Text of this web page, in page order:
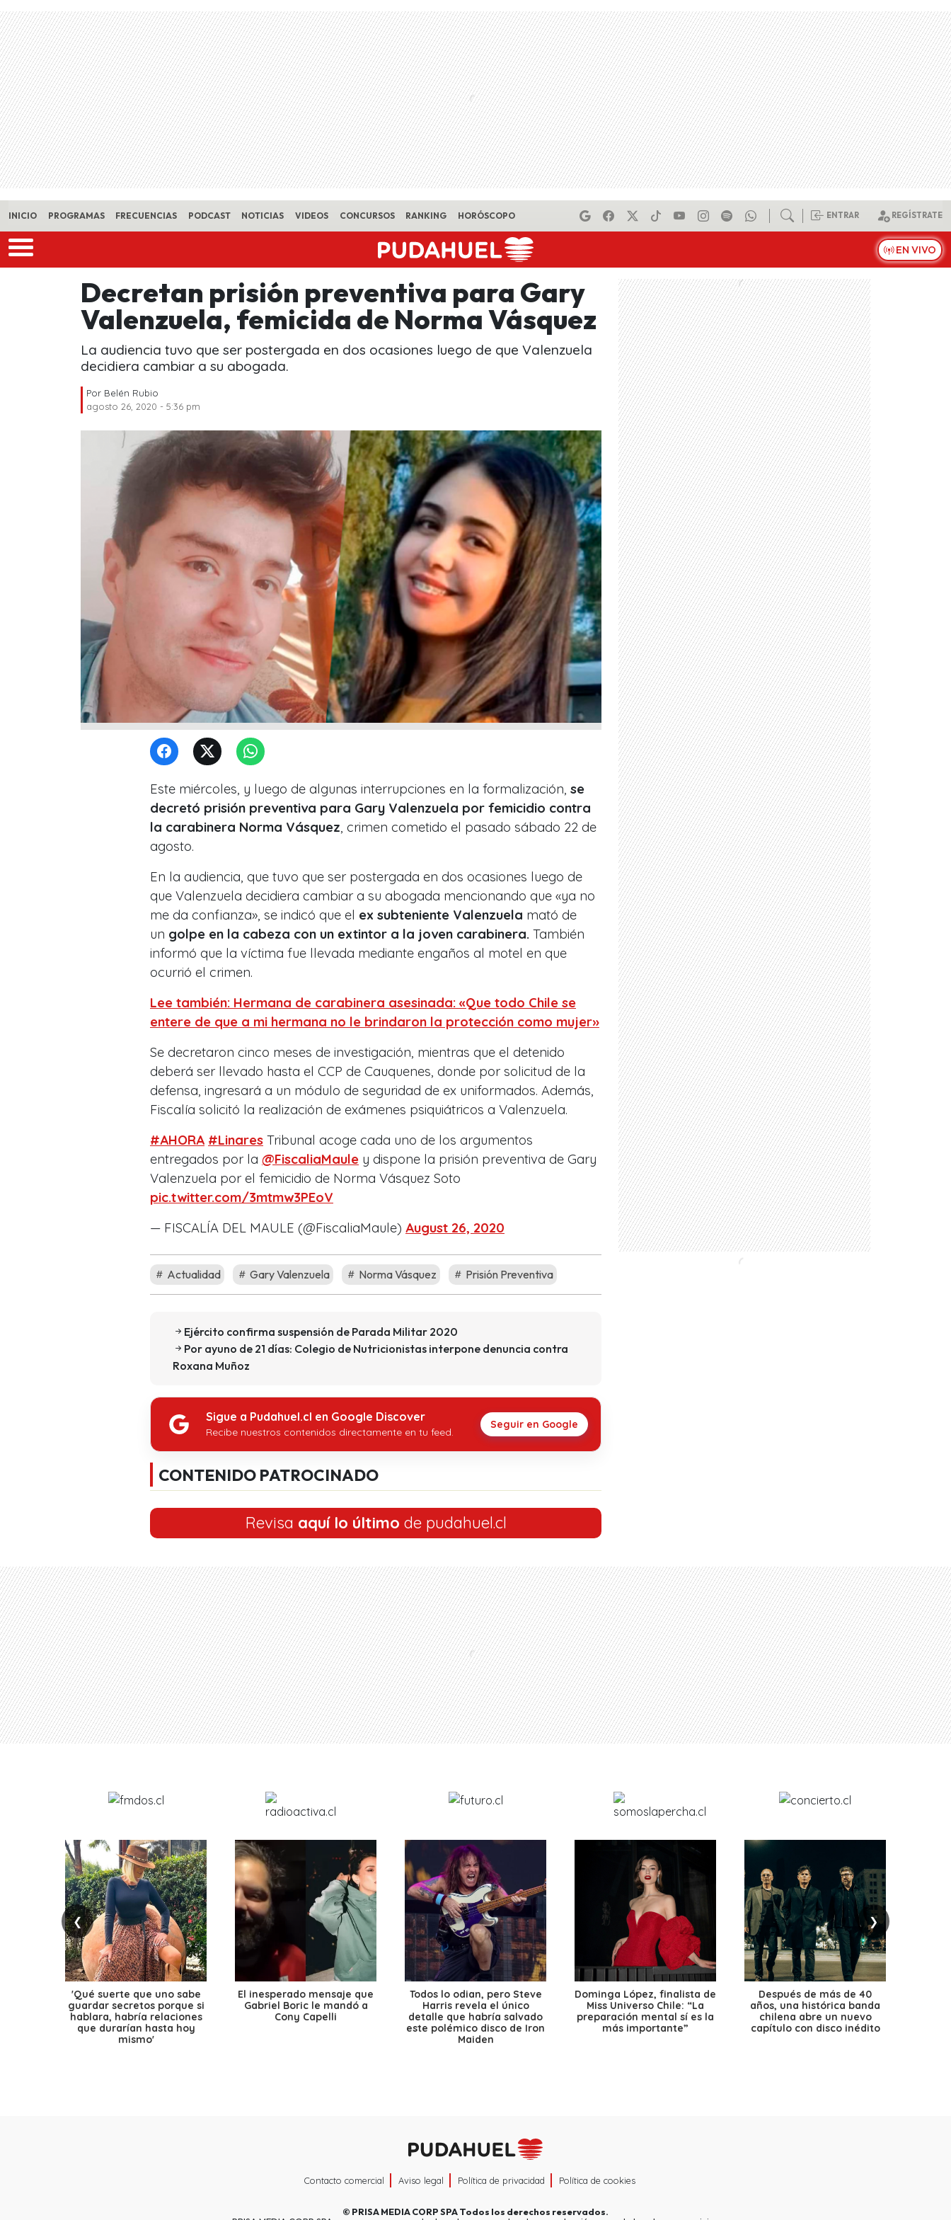
Skip to main content
INICIO PROGRAMAS FRECUENCIAS PODCAST NOTICIAS VIDEOS CONCURSOS RANKING HORÓSCOPO ENTRAR REGÍSTRATE
EN VIVO
Decretan prisión preventiva para Gary
Valenzuela, femicida de Norma Vásquez
La audiencia tuvo que ser postergada en dos ocasiones luego de que Valenzuela
decidiera cambiar a su abogada.
Por Belén Rubio
agosto 26, 2020 - 5:36 pm
Este miércoles, y luego de algunas interrupciones en la formalización, se
decretó prisión preventiva para Gary Valenzuela por femicidio contra
la carabinera Norma Vásquez, crimen cometido el pasado sábado 22 de
agosto.
En la audiencia, que tuvo que ser postergada en dos ocasiones luego de
que Valenzuela decidiera cambiar a su abogada mencionando que «ya no
me da confianza», se indicó que el ex subteniente Valenzuela mató de
un golpe en la cabeza con un extintor a la joven carabinera. También
informó que la víctima fue llevada mediante engaños al motel en que
ocurrió el crimen.
Lee también: Hermana de carabinera asesinada: «Que todo Chile se
entere de que a mi hermana no le brindaron la protección como mujer»
Se decretaron cinco meses de investigación, mientras que el detenido
deberá ser llevado hasta el CCP de Cauquenes, donde por solicitud de la
defensa, ingresará a un módulo de seguridad de ex uniformados. Además,
Fiscalía solicitó la realización de exámenes psiquiátricos a Valenzuela.
#AHORA #Linares Tribunal acoge cada uno de los argumentos
entregados por la @FiscaliaMaule y dispone la prisión preventiva de Gary
Valenzuela por el femicidio de Norma Vásquez Soto
pic.twitter.com/3mtmw3PEoV
— FISCALÍA DEL MAULE (@FiscaliaMaule) August 26, 2020
Actualidad Gary Valenzuela Norma Vásquez Prisión Preventiva
Ejército confirma suspensión de Parada Militar 2020
Por ayuno de 21 días: Colegio de Nutricionistas interpone denuncia contra
Roxana Muñoz
Sigue a Pudahuel.cl en Google Discover
Recibe nuestros contenidos directamente en tu feed.
Seguir en Google
CONTENIDO PATROCINADO
Revisa aquí lo último de pudahuel.cl
❮ ❯
'Qué suerte que uno sabe
guardar secretos porque si
hablara, habría relaciones
que durarían hasta hoy
mismo'
El inesperado mensaje que
Gabriel Boric le mandó a
Cony Capelli
Todos lo odian, pero Steve
Harris revela el único
detalle que habría salvado
este polémico disco de Iron
Maiden
Dominga López, finalista de
Miss Universo Chile: “La
preparación mental sí es la
más importante”
Después de más de 40
años, una histórica banda
chilena abre un nuevo
capítulo con disco inédito
Contacto comercial Aviso legal Política de privacidad Política de cookies
© PRISA MEDIA CORP SPATodos los derechos reservados.